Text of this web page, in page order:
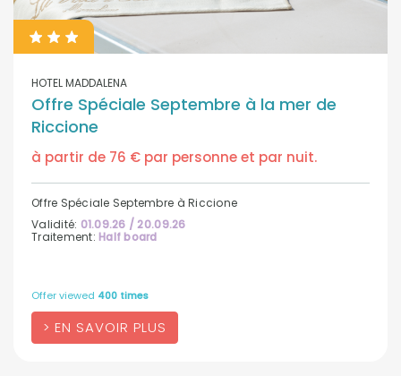
HOTEL MADDALENA
Offre Spéciale Septembre à la mer de
Riccione
à partir de 76 € par personne et par nuit.
Offre Spéciale Septembre à Riccione
Validité: 01.09.26 / 20.09.26
Traitement:Half board
EN SAVOIR PLUS
Offer viewed 400 times